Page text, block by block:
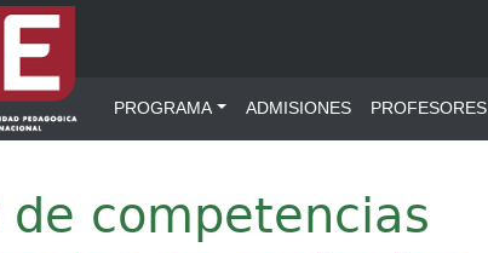
Menú principal
PROGRAMA ADMISIONES PROFESORES
de competencias